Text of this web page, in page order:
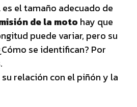
el tamaño adecuado de
de la moto hay que
puede variar, pero su
se identifican? Por
relación con el piñón y la